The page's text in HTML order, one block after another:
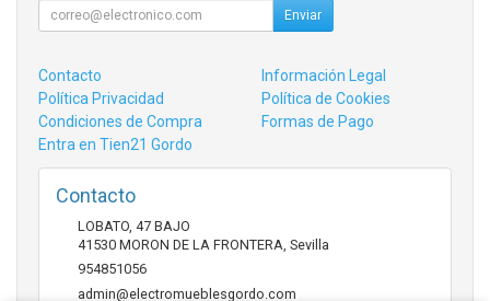
Enviar
Contacto
Información Legal
Política Privacidad
Política de Cookies
Condiciones de Compra
Formas de Pago
Entra en Tien21 Gordo
Contacto
LOBATO, 47 BAJO
41530 MORON DE LA FRONTERA Sevilla
954851056
admin@electromueblesgordo.com